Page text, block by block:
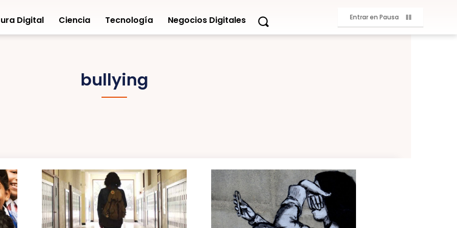
Digital Ciencia Tecnología Negocios Digitales Entrar en Pausa
bullying